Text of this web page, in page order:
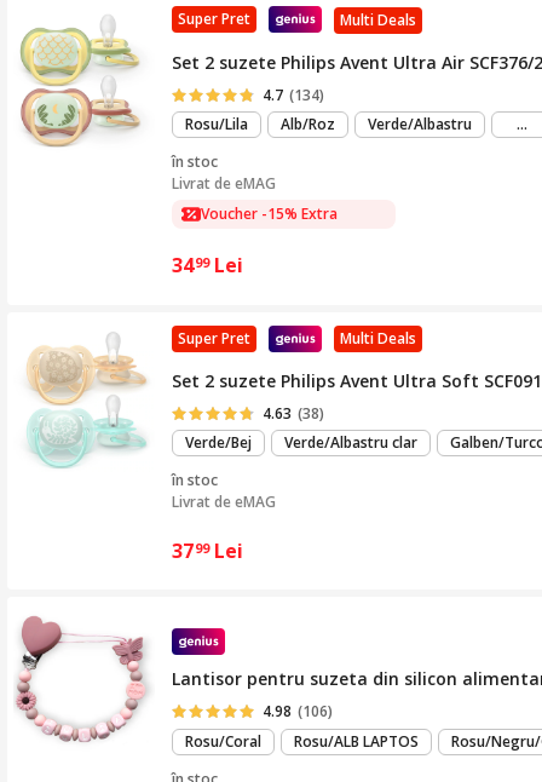
Multi Deals
Super Pret
Set 2 suzete Philips Avent Ultra Air
4.7 (134)
Rosu/Lila
Alb/Roz Verde/Albastru ...
în stoc
Livrat deeMAG
Voucher -15% Extra
3499 Lei
Multi Deals
Super Pret
Set 2 suzete Philips Avent Ultra Soft
4.63 (38)
Verde/Bej
Verde/Albastru clar
Galben/
în stoc
Livrat deeMAG
3799 Lei
Lantisor pentru suzeta din silicon
4.98 (106)
Rosu/Coral
Rosu/ALB LAPTOS
Rosu/